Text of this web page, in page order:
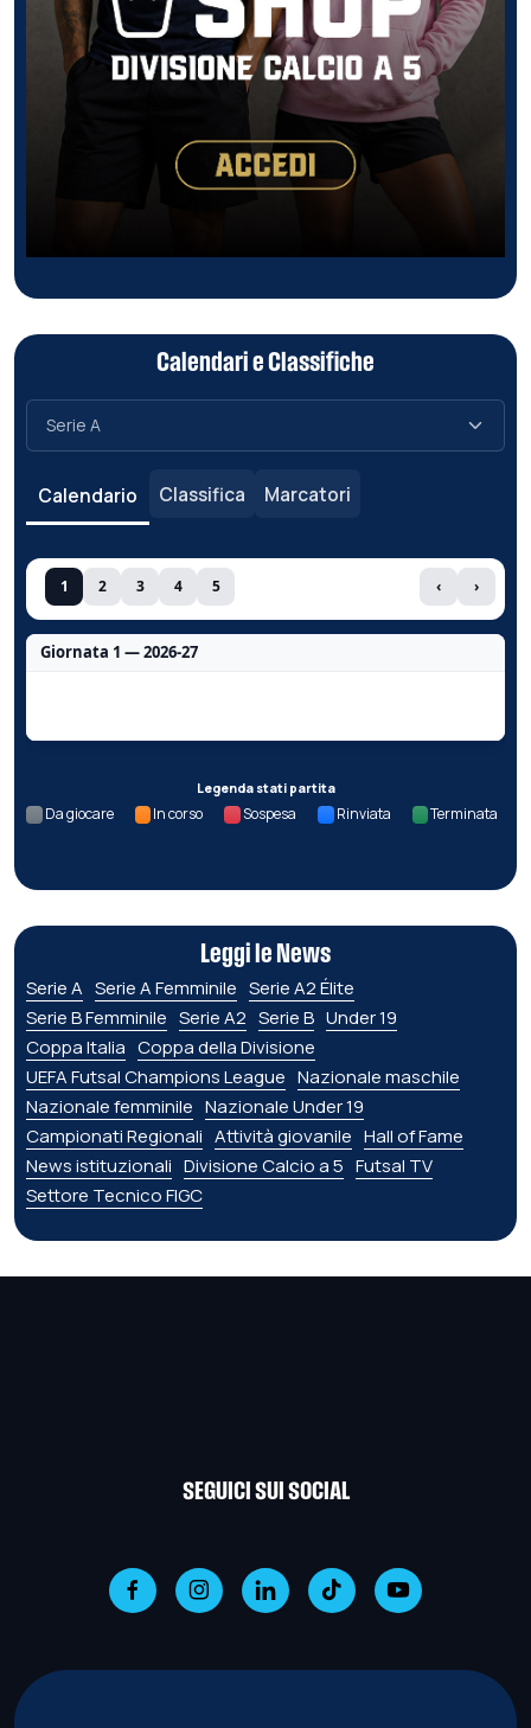
Calendari e Classifiche
Calendario Classifica Marcatori
1 2 3 4 5 ‹ ›
Giornata 1 — 2026-27
Legenda stati partita
Da giocare In corso Sospesa Rinviata Terminata
Leggi le News
Serie A Serie A Femminile Serie A2 Élite
Serie B Femminile Serie A2 Serie B Under 19
Coppa Italia Coppa della Divisione
UEFA Futsal Champions League Nazionale maschile
Nazionale femminile Nazionale Under 19
Campionati Regionali Attività giovanile Hall of Fame
News istituzionali Divisione Calcio a 5 Futsal TV
Settore Tecnico FIGC
SEGUICI SUI SOCIAL